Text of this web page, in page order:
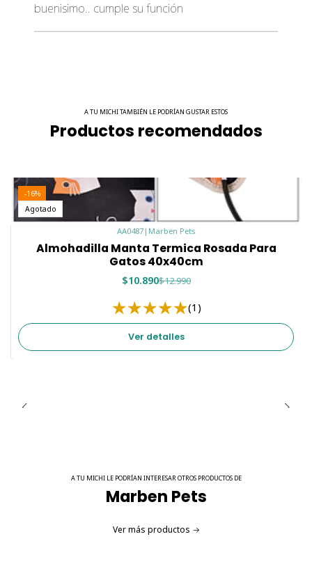
buenisimo.. cumple su función
A TU MICHI TAMBIÉN LE PODRÍAN GUSTAR ESTOS
Productos recomendados
-16%
Agotado
AA0487 | Marben Pets
Almohadilla Manta Termica Rosada Para
Gatos 40x40cm
$10.890$12.990
(1)
Ver detalles
A TU MICHI LE PODRÍAN INTERESAR OTROS PRODUCTOS DE
Marben Pets
Ver más productos